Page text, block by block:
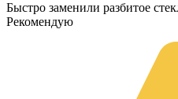
Быстро заменили разбитое
Рекомендую